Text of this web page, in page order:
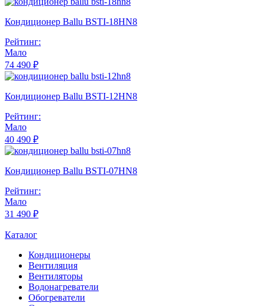
Кондиционер Ballu BSTI-18HN8
Рейтинг:
Мало
74 490 ₽
Кондиционер Ballu BSTI-12HN8
Рейтинг:
Мало
40 490 ₽
Кондиционер Ballu BSTI-07HN8
Рейтинг:
Мало
31 490 ₽
Каталог
Кондиционеры
Вентиляция
Вентиляторы
Водонагреватели
Обогреватели